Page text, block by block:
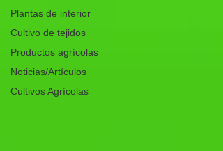
Plantas de interior
Cultivo de tejidos
Productos agrícolas
Noticias/Artículos
Cultivos Agrícolas